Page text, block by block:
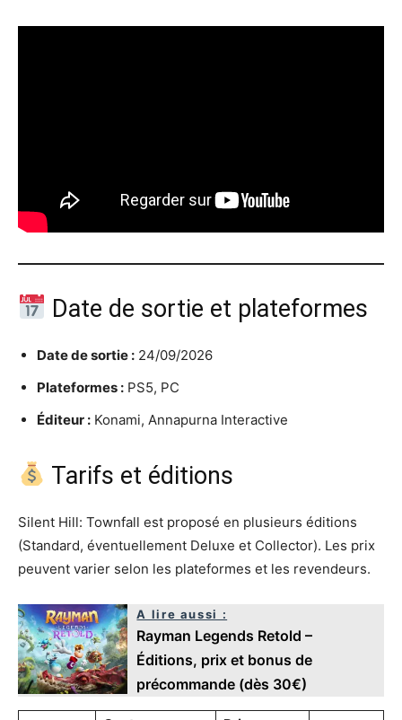
Date de sortie et plateformes
Date de sortie : 24/09/2026
Plateformes : PS5, PC
Éditeur : Konami, Annapurna Interactive
Tarifs et éditions
Silent Hill: Townfall est proposé en plusieurs éditions
(Standard, éventuellement Deluxe et Collector). Les prix
peuvent varier selon les plateformes et les revendeurs.
A lire aussi :
Rayman Legends Retold –
Éditions, prix et bonus de
précommande (dès 30€)